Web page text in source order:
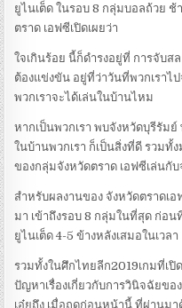
ยูไนเต็ด ในรอบ 8 กลุ่มบอลถ้วย
ตราด เอฟซีเปิดเผยว่า
ใจเกินร้อย นี้ก็ดำรงอยู่ที่ การจับ
ต้องแข่งขัน อยู่ที่ว่าวันที่พวกเราไ
พวกเราจะได้เล่นในบ้านไหม
หากเป็นพวกเรา พบจังหวัดบุรีรัม
ในบ้านพวกเรา ก็เป็นสิ่งที่ดี รวมทั้
ของกลุ่มจังหวัดตราด เอฟซีเล่นกั
สำหรับผลงานของ จังหวัดตราดเ
มา เข้าถึงรอบ 8 กลุ่มในที่สุด ก่อ
ยูไนเต็ด 4-5 ข้างหลังเสมอในเวล
รวมทั้งในศึกไทยลีก2019เกมที่เ
ปัญหาเรื่องเกี่ยวกับการวินิจฉัยข
เอ๋ยถึง เมื่อฤดูก่อนหน้านี้ ที่ผ่านมา